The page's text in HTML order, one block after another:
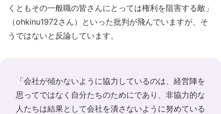
くともその一般職の皆さんにとっては権利を阻害する敵」
（ohkinu1972さん）といった批判が飛んでいますが、そ
うではないと反論しています。
「会社が傾かないように協力しているのは、経営陣を
思ってではなく自分たちのためにであり、非協力的な
人たちは結果として会社を潰さないように努めている